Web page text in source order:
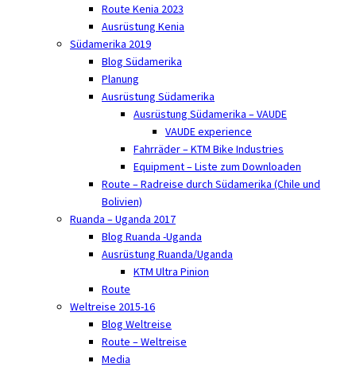
Route Kenia 2023
Ausrüstung Kenia
Südamerika 2019
Blog Südamerika
Planung
Ausrüstung Südamerika
Ausrüstung Südamerika – VAUDE
VAUDE experience
Fahrräder – KTM Bike Industries
Equipment – Liste zum Downloaden
Route – Radreise durch Südamerika (Chile und
Bolivien)
Ruanda – Uganda 2017
Blog Ruanda -Uganda
Ausrüstung Ruanda/Uganda
KTM Ultra Pinion
Route
Weltreise 2015-16
Blog Weltreise
Route – Weltreise
Media